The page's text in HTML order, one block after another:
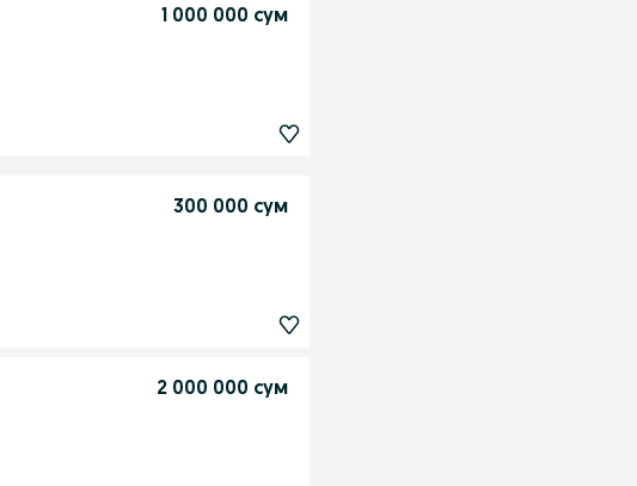
1 000 000 сум
300 000 сум
2 000 000 сум